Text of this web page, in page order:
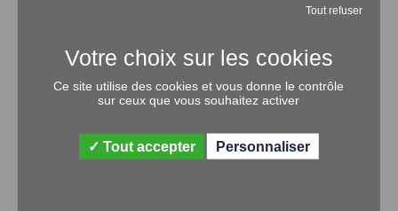
RETENTION
PLATEFORME
Ce site utilise des cookies et vous donne le contrôle
sur ceux que vous souhaitez activer
Tout accepter
Tout refuser
Personnaliser